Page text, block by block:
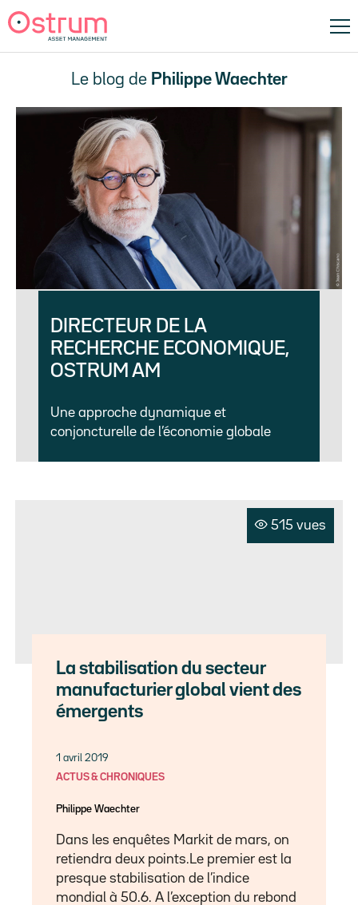
Le blog de Philippe Waechter
DIRECTEUR DE LA
RECHERCHE ECONOMIQUE,
OSTRUM AM
Une approche dynamique et
conjoncturelle de l’économie globale
515 vues
La stabilisation du secteur
manufacturier global vient des
émergents
1 avril 2019
ACTUS & CHRONIQUES
Philippe Waechter
Dans les enquêtes Markit de mars, on
retiendra deux points.Le premier est la
presque stabilisation de l’indice
mondial à 50.6. A l’exception du rebond